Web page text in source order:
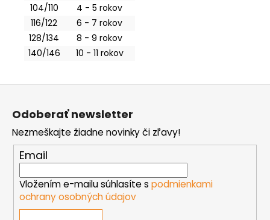
104/110
4 - 5 rokov
116/122
6 - 7 rokov
128/134
8 - 9 rokov
140/146
10 - 11 rokov
Odoberať newsletter
Nezmeškajte žiadne novinky či zľavy!
Email
Vložením e-mailu súhlasíte s podmienkami
ochrany osobných údajov